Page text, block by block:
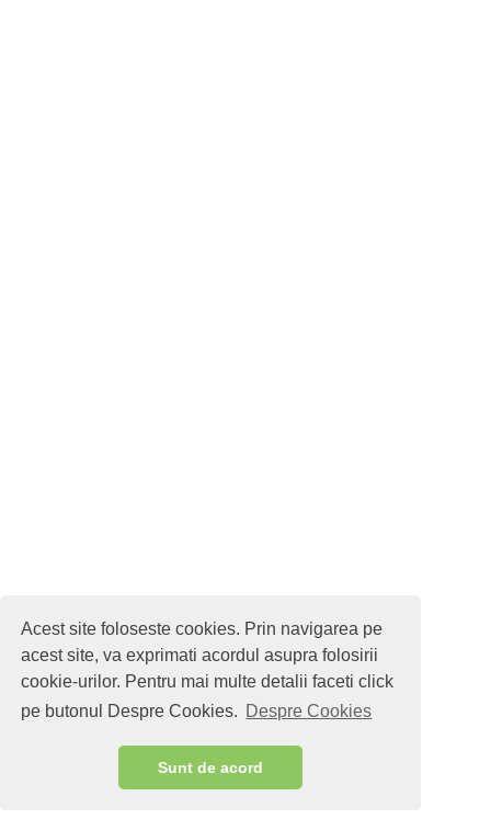
Acest site foloseste cookies. Prin navigarea pe
acest site, va exprimati acordul asupra folosirii
cookie-urilor. Pentru mai multe detalii faceti click
pe butonul Despre Cookies. Despre Cookies
Sunt de acord